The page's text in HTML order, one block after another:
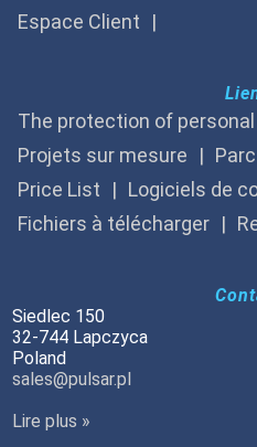
Espace Client
The protection of
Projets sur mesure
Price List
Logiciels de
Fichiers à télécharger
Siedlec 150
32-744 Lapczyca
Poland
sales@pulsar.pl
Lire plus »